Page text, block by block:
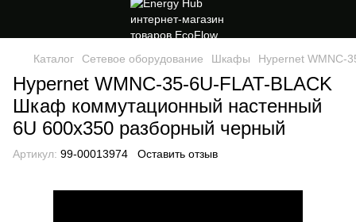
Каталог Сетевое оборудование Шкафы Hypernet WMNC-
Hypernet WMNC-35-6U-FLAT-BLACK
Шкаф коммутационный настенный
6U 600x350 разборный черный
Артикул: 99-00013974 Оставить отзыв